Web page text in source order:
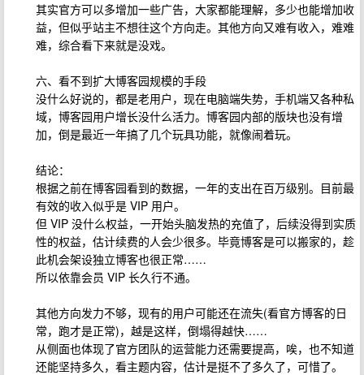
其实官方可以多增加一些广告，大家都能理解，多少也能增加收
益，但似乎站主不想往这个方向走。其他方向又难有收入，难难
难，综合看下来就是没戏。
六、看不到扩大博客园规模的手段
没什么好说的，都是老用户，现在电脑端失势，手机端又各种私
域，博客园用户增长没什么活力。博客园内部的版块也没有增
加，倒是最近一年搞了几个玩具功能，就像闹着玩。
结论：
根据之前在博客园看到的数据，一年的支出在百万级别。目前最
有效的收入似乎是 VIP 用户。
但 VIP 没什么权益，一开始头脑发热的充值了，后续没得到实质
性的权益，估计续费的人会少很多。毕竟博客是可以搬家的，趁
此机会架设独立博客也很正常……
所以依靠会员 VIP 长久行不通。
其他方向发力不够，现有的用户可能还在流失(看官方博客的日
常，跑才是正常)，越是这样，倒塌得越快……
从侧面也体现了官方团队的运营能力还需要提高，唉，也不知道
还能坚持多久，看主题内容，估计是挺不了多久了，可惜了。